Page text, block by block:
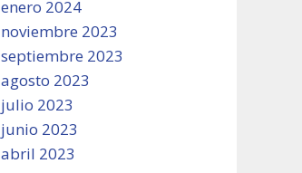
enero 2024
noviembre 2023
septiembre 2023
agosto 2023
julio 2023
junio 2023
abril 2023